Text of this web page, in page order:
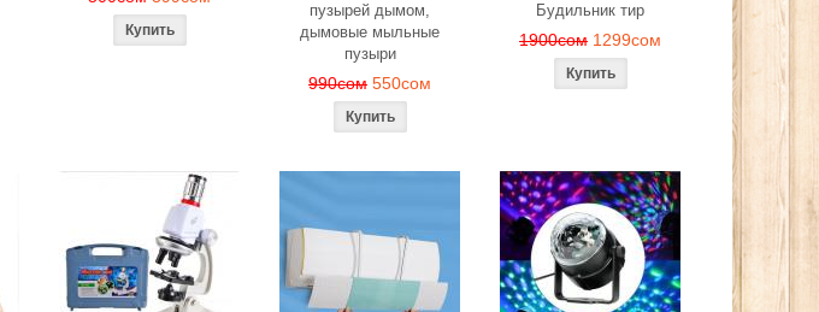
пузырей дымом,
дымовые мыльные
пузыри
990сом 550сом
Будильник тир
1900сом 1299сом